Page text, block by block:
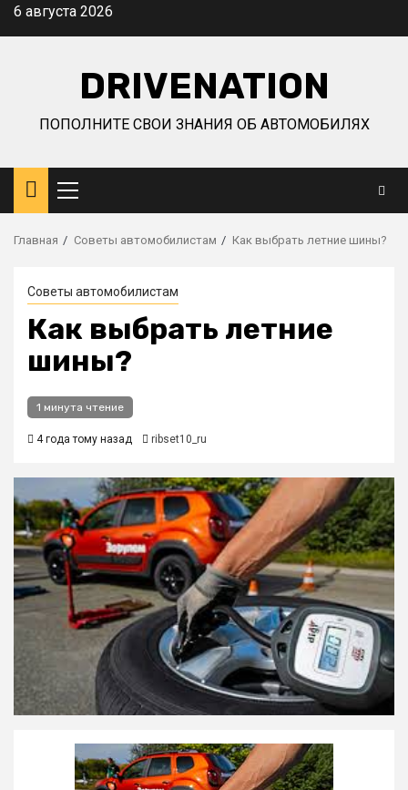
Перейти
6 августа 2026
DRIVENATION
ПОПОЛНИТЕ СВОИ ЗНАНИЯ ОБ АВТОМОБИЛЯХ
Основное
меню
Главная Советы автомобилистам Как выбрать летние шины?
Советы автомобилистам
Как выбрать летние
шины?
1 минута чтение
4 года тому назад ribset10_ru